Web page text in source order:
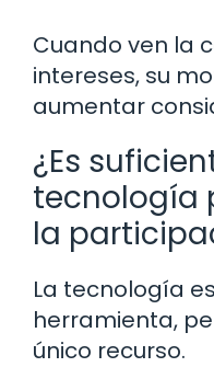
Cuando ven la
intereses, su
aumentar
¿Es
tecnología
la
La tecnología
herramienta,
único recurso.